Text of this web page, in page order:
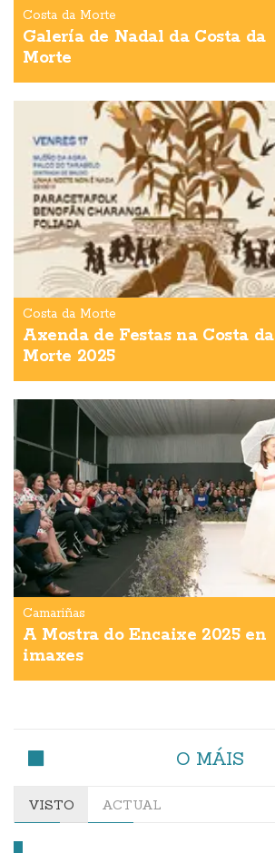
Costa da Morte
Galería de Nadal da Costa da
Morte
Costa da Morte
Axenda de Festas na Costa da
Morte 2025
Camariñas
A Mostra do Encaixe 2025 en
imaxes
O MÁIS
VISTO ACTUAL